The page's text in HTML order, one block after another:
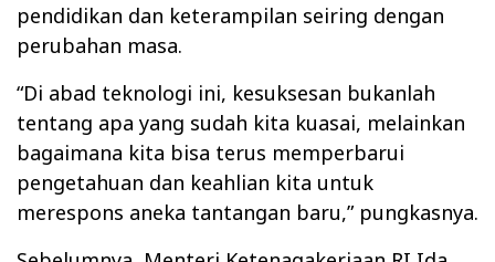
pendidikan dan keterampilan seiring dengan
perubahan masa.
“Di abad teknologi ini, kesuksesan bukanlah
tentang apa yang sudah kita kuasai, melainkan
bagaimana kita bisa terus memperbarui
pengetahuan dan keahlian kita untuk
merespons aneka tantangan baru,” pungkasnya.